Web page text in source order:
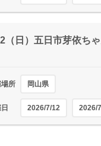
（日）五日市芽依ち
場所 岡山県
2026/7/12 2026/